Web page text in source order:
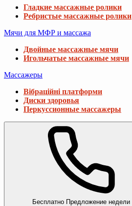
Гладкие массажные ролики
Ребристые массажные ролики
Мячи для МФР и массажа
Двойные массажные мячи
Игольчатые массажные мячи
Массажеры
Вібраційні платформи
Диски здоровья
Перкуссионные массажеры
Бесплатно Предложение недели